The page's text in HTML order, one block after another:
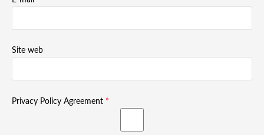
Site web
Privacy Policy Agreement *